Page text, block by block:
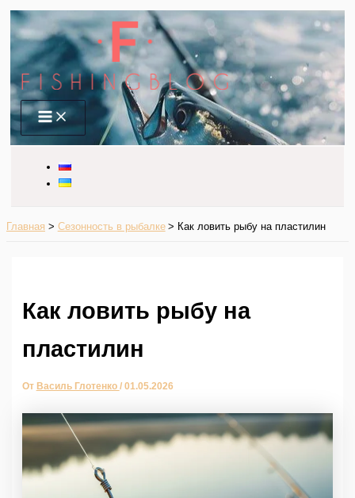
Перейти
содержимому
Main
Menu
Главная Сезонность в рыбалке Как ловить рыбу на пластилин
Как ловить рыбу на
пластилин
От Василь Глотенко / 01.05.2026